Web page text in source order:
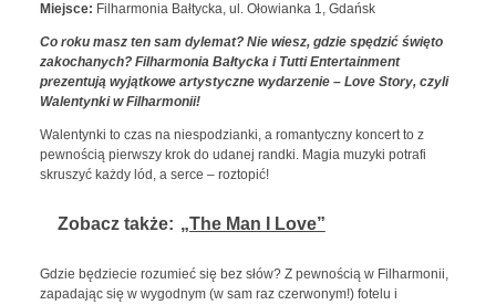
Miejsce: Filharmonia Bałtycka, ul. Ołowianka 1, Gdańsk
Co roku masz ten sam dylemat? Nie wiesz, gdzie spędzić święto
zakochanych? Filharmonia Bałtycka i Tutti Entertainment
prezentują wyjątkowe artystyczne wydarzenie – Love Story, czyli
Walentynki w Filharmonii!
Walentynki to czas na niespodzianki, a romantyczny koncert to z
pewnością pierwszy krok do udanej randki. Magia muzyki potrafi
skruszyć każdy lód, a serce – roztopić!
Zobacz także: „The Man I Love”
Gdzie będziecie rozumieć się bez słów? Z pewnością w Filharmonii,
zapadając się w wygodnym (w sam raz czerwonym!) fotelu i